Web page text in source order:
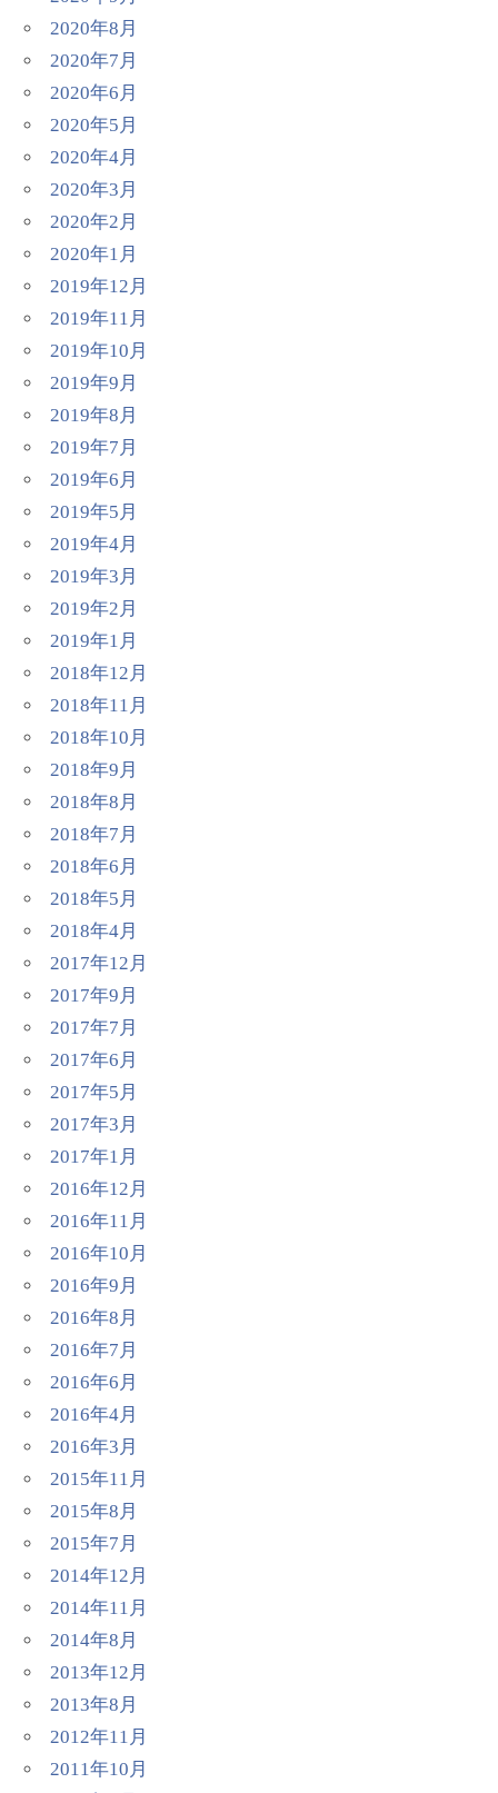
2020年8月
2020年7月
2020年6月
2020年5月
2020年4月
2020年3月
2020年2月
2020年1月
2019年12月
2019年11月
2019年10月
2019年9月
2019年8月
2019年7月
2019年6月
2019年5月
2019年4月
2019年3月
2019年2月
2019年1月
2018年12月
2018年11月
2018年10月
2018年9月
2018年8月
2018年7月
2018年6月
2018年5月
2018年4月
2017年12月
2017年9月
2017年7月
2017年6月
2017年5月
2017年3月
2017年1月
2016年12月
2016年11月
2016年10月
2016年9月
2016年8月
2016年7月
2016年6月
2016年4月
2016年3月
2015年11月
2015年8月
2015年7月
2014年12月
2014年11月
2014年8月
2013年12月
2013年8月
2012年11月
2011年10月